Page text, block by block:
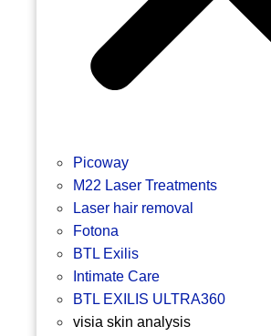
Picoway
M22 Laser Treatments
Laser hair removal
Fotona
BTL Exilis
Intimate Care
BTL EXILIS ULTRA360
visia skin analysis